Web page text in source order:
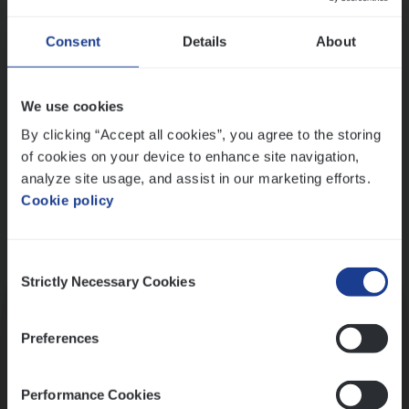
Consent Details About
We use cookies
By clicking “Accept all cookies”, you agree to the storing
of cookies on your device to enhance site navigation,
analyze site usage, and assist in our marketing efforts.
Cookie policy
Selection
Strictly Necessary Cookies
Preferences
Performance Cookies
Ons sollicitatieproces